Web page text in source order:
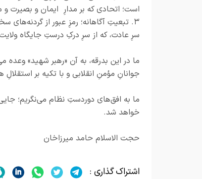
است؛ اتحادی که بر مدارِ ایمان و بصیرت
۳. تبعیتِ آگاهانه؛ رمزِ عبور از
سرِ عادت، که از سرِ درکِ درستِ جایگاه
ما در این بدرقه، به آن «رهبر شهید»
جوانانِ مؤمنِ انقلابی و با تکیه بر
ما به افق‌های دوردستِ نظام می‌نگریم؛
خواهد شد.
حجت الاسلام حامد میرزاخان
اشتراک گذاری :